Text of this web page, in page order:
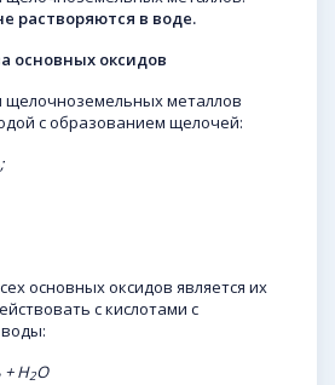
растворяются в воде.
основных оксидов
металлов
с образованием щелочей:
основных оксидов является их
с кислотами с
+ H2O